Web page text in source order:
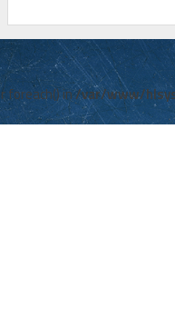
foreach() in/var/www/